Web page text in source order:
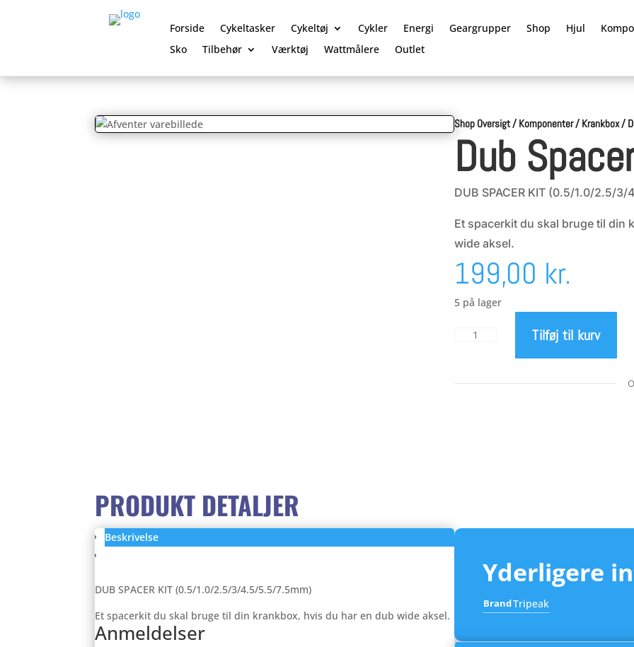
Forside Cykeltasker Cykeltøj Cykler Energi Geargrupper Shop Hjul
Sko
Tilbehør Værktøj Wattmålere Outlet
Shop Oversigt / Komponenter/ Krankbox/
Dub
DUB SPACER KIT (0.5/1.0/2.5/
Et spacerkit du skal bruge til din
wide aksel.
199,00 kr.
5 på lager
Dub
antal
Tilføj til kurv
PRODUKT DETALJER
Beskrivelse
DUB SPACER KIT (0.5/1.0/2.5/3/4.5/5.5/7.5mm)
Et spacerkit du skal bruge til din krankbox, hvis du har en dub wide aksel.
Anmeldelser
Yderligere
BrandTripeak